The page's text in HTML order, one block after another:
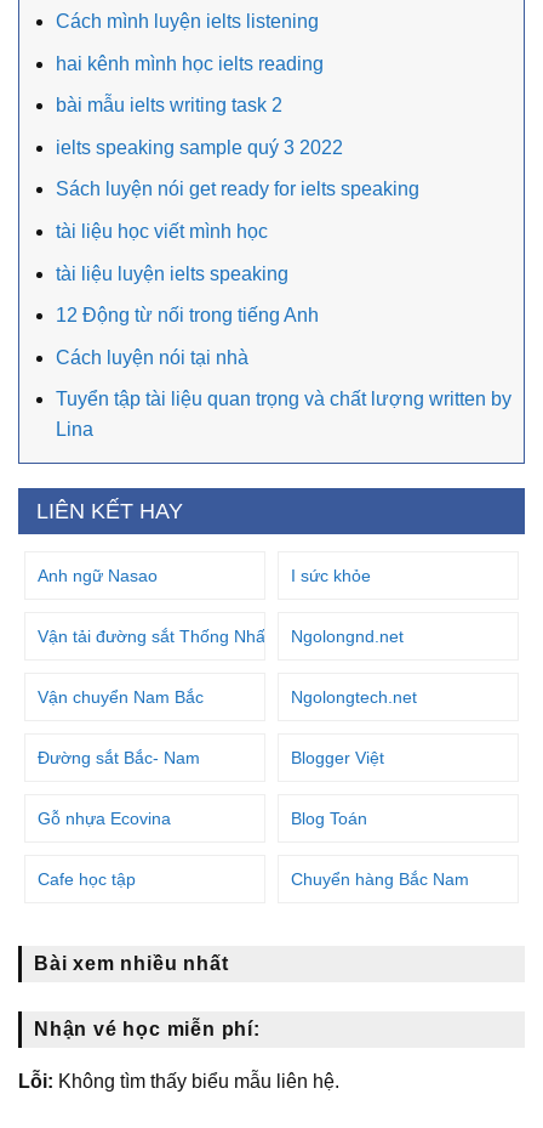
Cách mình luyện ielts listening
hai kênh mình học ielts reading
bài mẫu ielts writing task 2
ielts speaking sample quý 3 2022
Sách luyện nói get ready for ielts speaking
tài liệu học viết mình học
tài liệu luyện ielts speaking
12 Động từ nối trong tiếng Anh
Cách luyện nói tại nhà
Tuyển tập tài liệu quan trọng và chất lượng written by
Lina
LIÊN KẾT HAY
Anh ngữ Nasao I sức khỏe
Vận tải đường sắt Thống Nhất Ngolongnd.net
Vận chuyển Nam Bắc Ngolongtech.net
Đường sắt Bắc- Nam Blogger Việt
Gỗ nhựa Ecovina Blog Toán
Cafe học tập Chuyển hàng Bắc Nam
Bài xem nhiều nhất
Nhận vé học miễn phí:
Lỗi: Không tìm thấy biểu mẫu liên hệ.